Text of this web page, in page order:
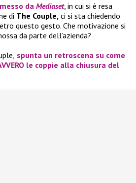
da Mediaset, in cui si è resa
di The Couple, ci si sta chiedendo
questo gesto. Che motivazione si
da parte dell’azienda?
spunta un retroscena su come
le coppie alla chiusura del